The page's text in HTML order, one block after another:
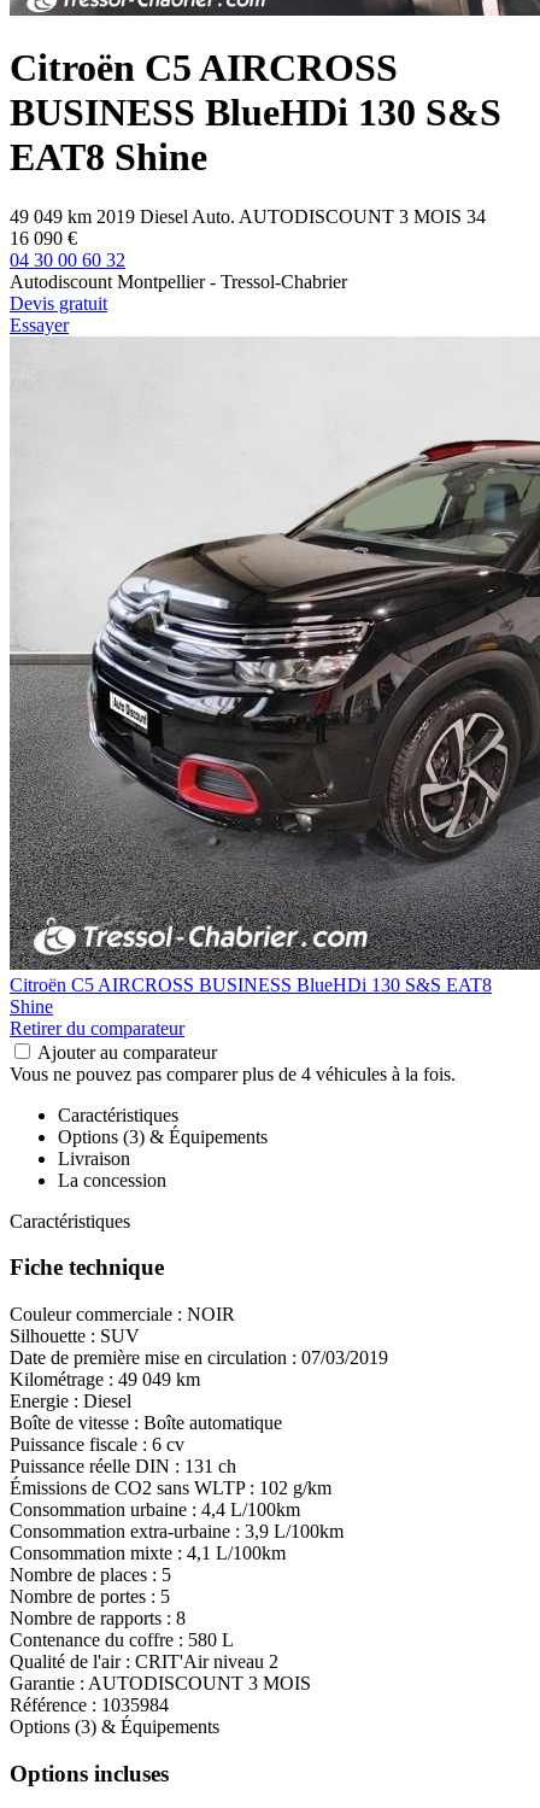
Citroën C5 AIRCROSS
BUSINESS BlueHDi 130 S&S
EAT8 Shine
49 049 km 2019 Diesel Auto. AUTODISCOUNT 3 MOIS 34
16 090 €
04 30 00 60 32
Autodiscount Montpellier - Tressol-Chabrier
Devis gratuit
Essayer
Citroën C5 AIRCROSS BUSINESS BlueHDi 130 S&S EAT8
Shine
Retirer du comparateur
Ajouter au comparateur
Vous ne pouvez pas comparer plus de 4 véhicules à la fois.
Caractéristiques
Options (3) & Équipements
Livraison
La concession
Caractéristiques
Fiche technique
Couleur commerciale : NOIR
Silhouette : SUV
Date de première mise en circulation : 07/03/2019
Kilométrage : 49 049 km
Energie : Diesel
Boîte de vitesse : Boîte automatique
Puissance fiscale : 6 cv
Puissance réelle DIN : 131 ch
Émissions de CO2 sans WLTP : 102 g/km
Consommation urbaine : 4,4 L/100km
Consommation extra-urbaine : 3,9 L/100km
Consommation mixte : 4,1 L/100km
Nombre de places : 5
Nombre de portes : 5
Nombre de rapports : 8
Contenance du coffre : 580 L
Qualité de l'air : CRIT'Air niveau 2
Garantie : AUTODISCOUNT 3 MOIS
Référence : 1035984
Options (3) & Équipements
Options incluses